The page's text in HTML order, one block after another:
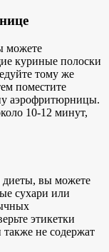
можете
куриные полоски
тому же
поместите
аэрофритюрницы.
10-12 минут,
диеты, вы можете
сухари или
этикетки
не содержат